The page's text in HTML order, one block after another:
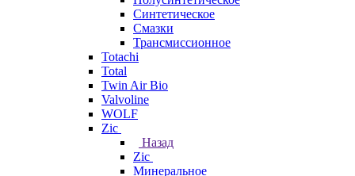
Синтетическое
Смазки
Трансмиссионное
Totachi
Total
Twin Air Bio
Valvoline
WOLF
Zic
Назад
Zic
Минеральное